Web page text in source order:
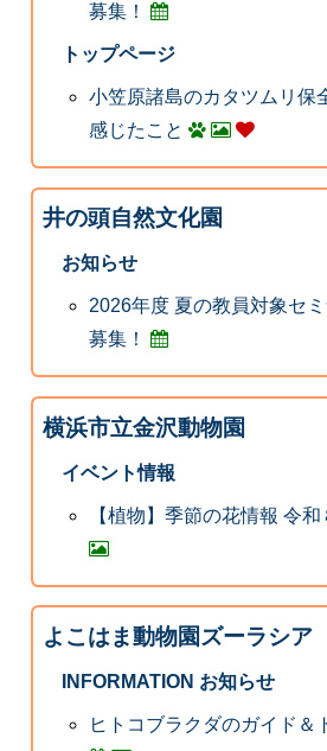
募集！
トップページ
小笠原諸島のカタツムリ保
感じたこと
井の頭自然文化園
お知らせ
2026年度 夏の教員対象セ
募集！
横浜市立金沢動物園
イベント情報
【植物】季節の花情報 令
よこはま動物園ズーラシア
INFORMATION お知らせ
ヒトコブラクダのガイド＆